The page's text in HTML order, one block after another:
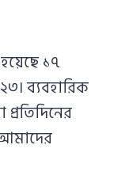
১৭
ব্যবহারিক